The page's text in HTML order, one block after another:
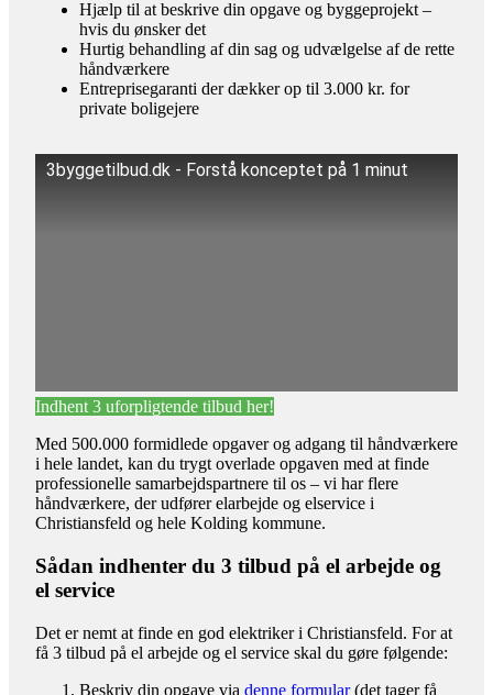
Hjælp til at beskrive din opgave og byggeprojekt –
hvis du ønsker det
Hurtig behandling af din sag og udvælgelse af de rette
håndværkere
Entreprisegaranti der dækker op til 3.000 kr. for
private boligejere
3byggetilbud.dk - Forstå konceptet på 1 minut
Indhent 3 uforpligtende tilbud her!
Med 500.000 formidlede opgaver og adgang til håndværkere
i hele landet, kan du trygt overlade opgaven med at finde
professionelle samarbejdspartnere til os – vi har flere
håndværkere, der udfører elarbejde og elservice i
Christiansfeld og hele Kolding kommune.
Sådan indhenter du 3 tilbud på el arbejde og
el service
Det er nemt at finde en god elektriker i Christiansfeld. For at
få 3 tilbud på el arbejde og el service skal du gøre følgende:
Beskriv din opgave via denne formular(det tager få